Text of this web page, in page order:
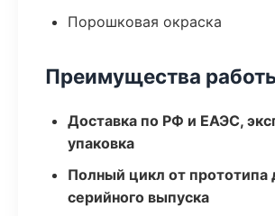
Порошковая окраска
Преимущества
Доставка по РФ и ЕАЭС,
упаковка
Полный цикл от прототипа
серийного выпуска